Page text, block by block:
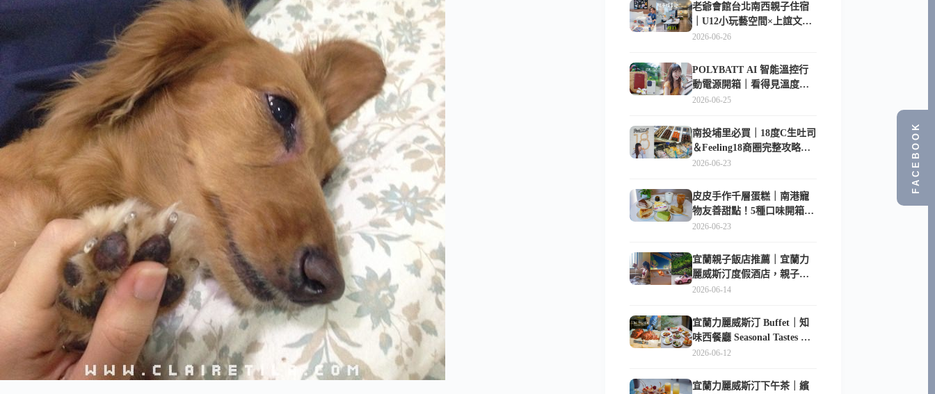
老爺會館台北南西親子住宿
｜U12小玩藝空間×上誼文
化，暑假帶孩子這樣玩
2026-06-26
POLYBATT AI 智能溫控行
動電源開箱｜看得見溫度與
電量，外出更安心的
2026-06-25
南投埔里必買｜18度C生吐司
＆Feeling18商圈完整攻略，
在地人帶路這樣逛
2026-06-23
皮皮手作千層蛋糕｜南港寵
物友善甜點！5種口味開箱，
比Lady M便宜一半的台北隱
2026-06-23
宜蘭親子飯店推薦｜宜蘭力
麗威斯汀度假酒店，親子
房、Buffet、泳池、兒童俱樂
2026-06-14
宜蘭力麗威斯汀 Buffet｜知
味西餐廳 Seasonal Tastes 晚
餐早餐吃什麼？
2026-06-12
宜蘭力麗威斯汀下午茶｜繽
FACEBOOK